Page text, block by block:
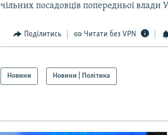
чільних посадовців попередньої
Поділитись Читати без VPN
Новини Новини | Політика